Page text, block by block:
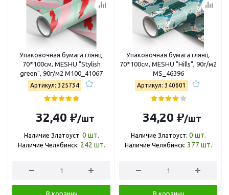
Упаковочная бумага глянц.
70*100см, MESHU "Stylish
green", 90г/м2 М100_41067
Артикул: 325734
32,40 ₽/шт
Наличие Златоуст: 0 шт.
Наличие Челябинск: 242 шт.
Упаковочная бумага глянц.
70*100см, MESHU "Hills", 90г/м2
MS_46396
Артикул: 340601
34,20 ₽/шт
Наличие Златоуст: 0 шт.
Наличие Челябинск: 377 шт.